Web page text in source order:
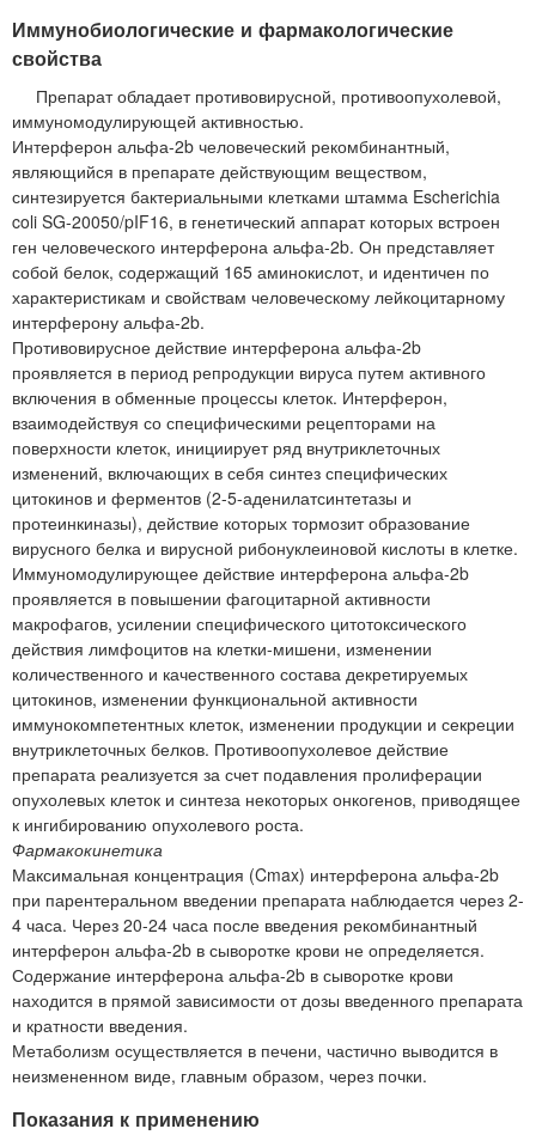
Иммунобиологические и фармакологические
свойства
Препарат обладает противовирусной, противоопухолевой,
иммуномодулирующей активностью.
Интерферон альфа-2b человеческий рекомбинантный,
являющийся в препарате действующим веществом,
синтезируется бактериальными клетками штамма Escherichia
coli SG-20050/pIF16, в генетический аппарат которых встроен
ген человеческого интерферона альфа-2b. Он представляет
собой белок, содержащий 165 аминокислот, и идентичен по
характеристикам и свойствам человеческому лейкоцитарному
интерферону альфа-2b.
Противовирусное действие интерферона альфа-2b
проявляется в период репродукции вируса путем активного
включения в обменные процессы клеток. Интерферон,
взаимодействуя со специфическими рецепторами на
поверхности клеток, инициирует ряд внутриклеточных
изменений, включающих в себя синтез специфических
цитокинов и ферментов (2-5-аденилатсинтетазы и
протеинкиназы), действие которых тормозит образование
вирусного белка и вирусной рибонуклеиновой кислоты в клетке.
Иммуномодулирующее действие интерферона альфа-2b
проявляется в повышении фагоцитарной активности
макрофагов, усилении специфического цитотоксического
действия лимфоцитов на клетки-мишени, изменении
количественного и качественного состава декретируемых
цитокинов, изменении функциональной активности
иммунокомпетентных клеток, изменении продукции и секреции
внутриклеточных белков. Противоопухолевое действие
препарата реализуется за счет подавления пролиферации
опухолевых клеток и синтеза некоторых онкогенов, приводящее
к ингибированию опухолевого роста.
Фармакокинетика
Максимальная концентрация (Cmax) интерферона альфа-2b
при парентеральном введении препарата наблюдается через 2-
4 часа. Через 20-24 часа после введения рекомбинантный
интерферон альфа-2b в сыворотке крови не определяется.
Содержание интерферона альфа-2b в сыворотке крови
находится в прямой зависимости от дозы введенного препарата
и кратности введения.
Метаболизм осуществляется в печени, частично выводится в
неизмененном виде, главным образом, через почки.
Показания к применению